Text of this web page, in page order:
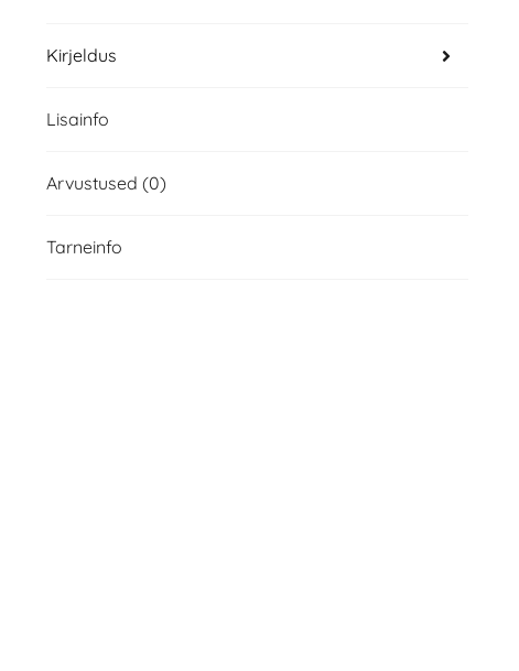
Kirjeldus
Lisainfo
Arvustused (0)
Tarneinfo